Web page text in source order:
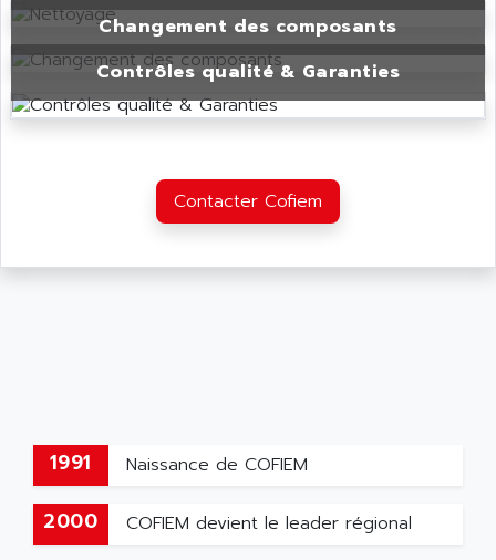
Changement des composants
Contrôles qualité & Garanties
Contacter Cofiem
1991 Naissance de COFIEM
2000 COFIEM devient le leader régional